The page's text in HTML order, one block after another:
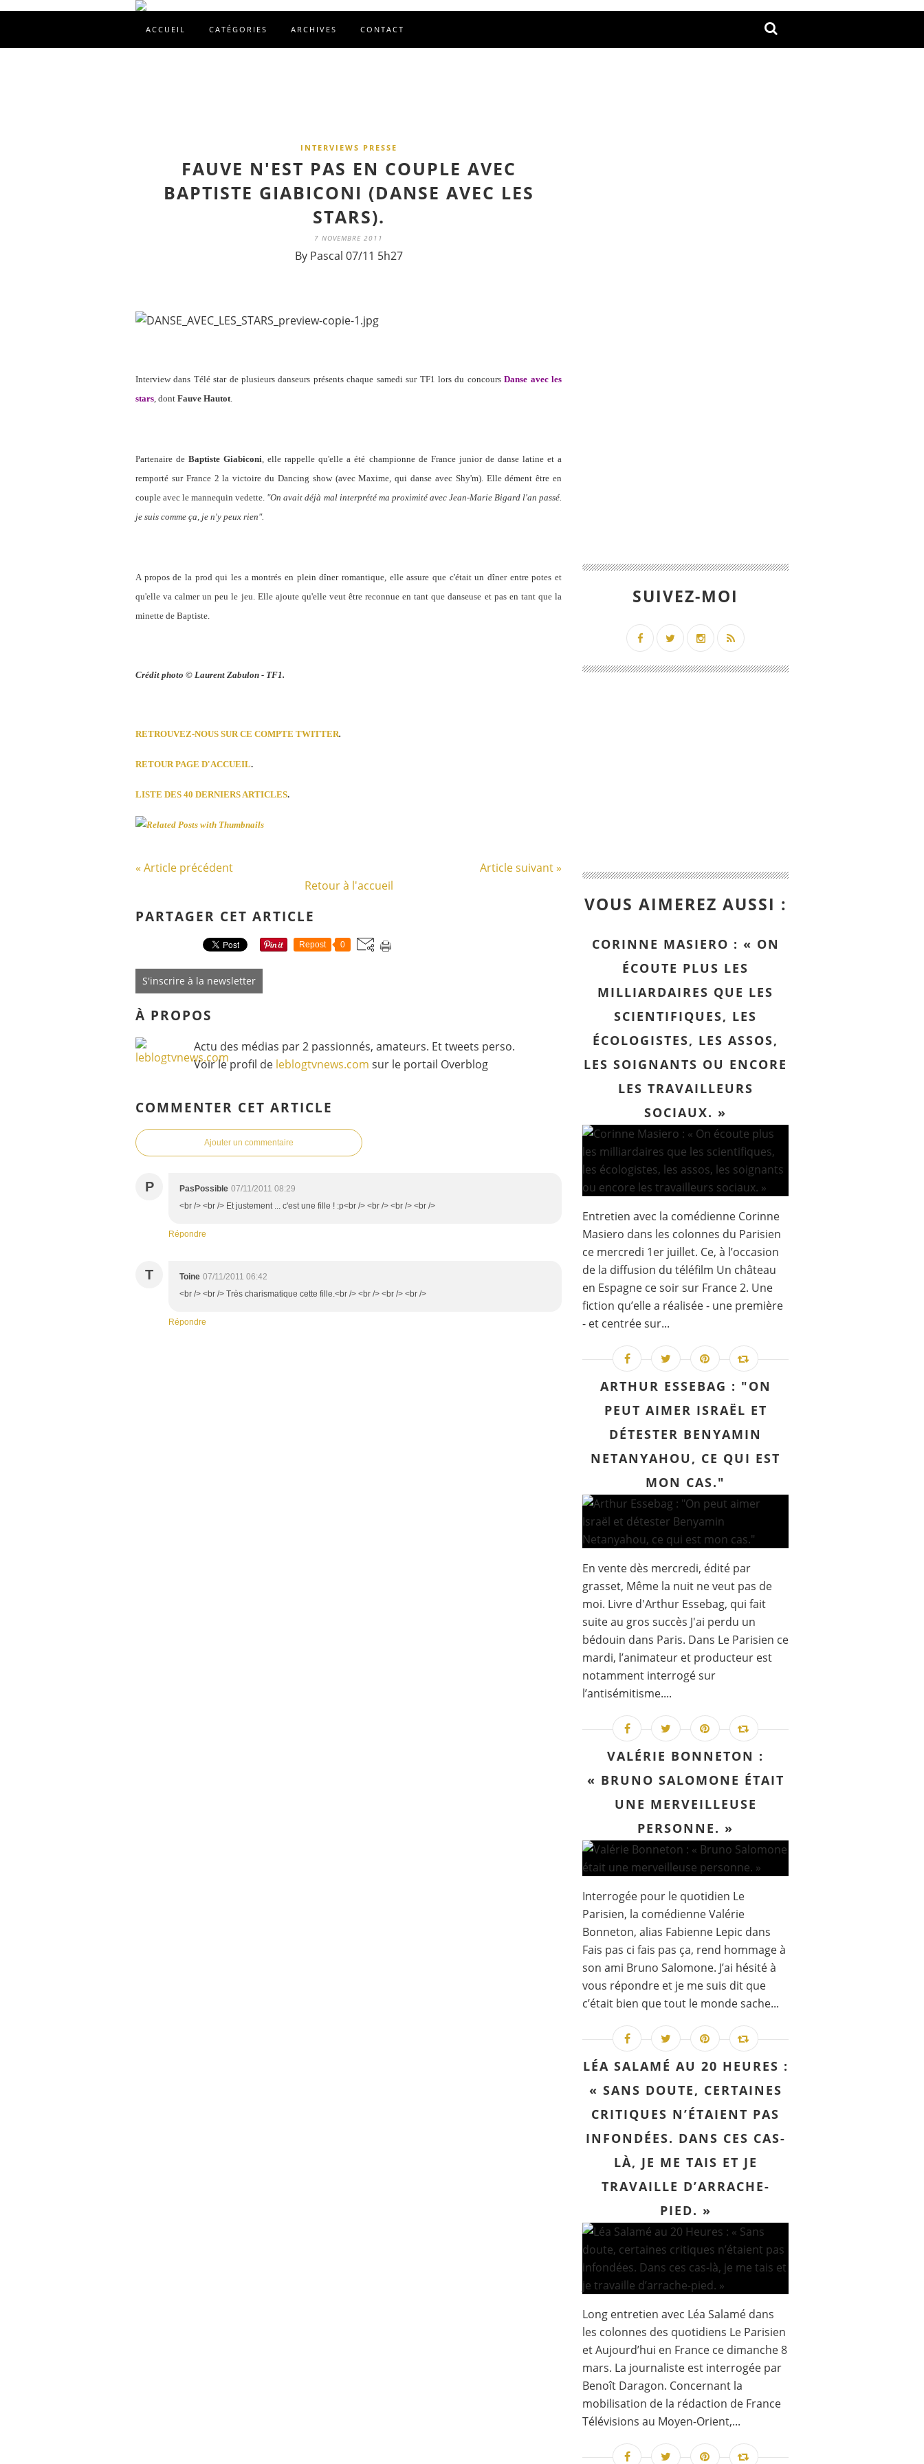
ACCUEIL CATÉGORIES ARCHIVES CONTACT
INTERVIEWS PRESSE
FAUVE N'EST PAS EN COUPLE AVEC
BAPTISTE GIABICONI (DANSE AVEC LES
STARS).
7 NOVEMBRE 2011
By Pascal 07/11 5h27
Interview dans Télé star de plusieurs danseurs présents chaque samedi sur TF1 lors du concoursDanse avec les
stars, dont Fauve Hautot.
Partenaire deBaptiste Giabiconi, elle rappelle qu'elle a été championne de France junior de danse latine et a
remporté sur France 2 la victoire du Dancing show (avec Maxime, qui danse avec Shy'm). Elle dément être en
couple avec le mannequin vedette. "On avait déjà mal interprété ma proximité avec Jean-Marie Bigard l'an passé.
je suis comme ça, je n'y peux rien".
A propos de la prod qui les a montrés en plein dîner romantique, elle assure que c'était un dîner entre potes et
qu'elle va calmer un peu le jeu. Elle ajoute qu'elle veut être reconnue en tant que danseuse et pas en tant que la
minette de Baptiste.
Crédit photo © Laurent Zabulon - TF1.
RETROUVEZ-NOUS SUR CE COMPTE TWITTER.
RETOUR PAGE D'ACCUEIL.
LISTE DES 40 DERNIERS ARTICLES.
« Article précédent
Article suivant »
Retour à l'accueil
PARTAGER CET ARTICLE
Repost 0
S'inscrire à la newsletter
À PROPOS
Actu des médias par 2 passionnés, amateurs. Et tweets perso.
Voir le profil de leblogtvnews.com sur le portail Overblog
COMMENTER CET ARTICLE
Ajouter un commentaire
P PasPossible 07/11/2011 08:29
<br /> <br /> Et justement ... c'est une fille ! :p<br /> <br /> <br /> <br />
Répondre
T Toine 07/11/2011 06:42
<br /> <br /> Très charismatique cette fille.<br /> <br /> <br /> <br />
Répondre
SUIVEZ-MOI
VOUS AIMEREZ AUSSI :
CORINNE MASIERO : « ON
ÉCOUTE PLUS LES
MILLIARDAIRES QUE LES
SCIENTIFIQUES, LES
ÉCOLOGISTES, LES ASSOS,
LES SOIGNANTS OU ENCORE
LES TRAVAILLEURS
SOCIAUX. »
Entretien avec la comédienne Corinne
Masiero dans les colonnes du Parisien
ce mercredi 1er juillet. Ce, à l’occasion
de la diffusion du téléfilm Un château
en Espagne ce soir sur France 2. Une
fiction qu’elle a réalisée - une première
- et centrée sur...
ARTHUR ESSEBAG : "ON
PEUT AIMER ISRAËL ET
DÉTESTER BENYAMIN
NETANYAHOU, CE QUI EST
MON CAS."
En vente dès mercredi, édité par
grasset, Même la nuit ne veut pas de
moi. Livre d'Arthur Essebag, qui fait
suite au gros succès J'ai perdu un
bédouin dans Paris. Dans Le Parisien ce
mardi, l’animateur et producteur est
notamment interrogé sur
l’antisémitisme....
VALÉRIE BONNETON :
« BRUNO SALOMONE ÉTAIT
UNE MERVEILLEUSE
PERSONNE. »
Interrogée pour le quotidien Le
Parisien, la comédienne Valérie
Bonneton, alias Fabienne Lepic dans
Fais pas ci fais pas ça, rend hommage à
son ami Bruno Salomone. J’ai hésité à
vous répondre et je me suis dit que
c’était bien que tout le monde sache...
LÉA SALAMÉ AU 20 HEURES :
« SANS DOUTE, CERTAINES
CRITIQUES N’ÉTAIENT PAS
INFONDÉES. DANS CES CAS-
LÀ, JE ME TAIS ET JE
TRAVAILLE D’ARRACHE-
PIED. »
Long entretien avec Léa Salamé dans
les colonnes des quotidiens Le Parisien
et Aujourd’hui en France ce dimanche 8
mars. La journaliste est interrogée par
Benoît Daragon. Concernant la
mobilisation de la rédaction de France
Télévisions au Moyen-Orient,...